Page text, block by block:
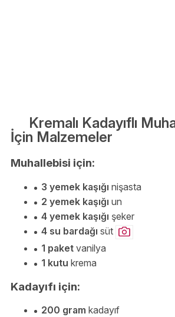
Kremalı Kadayıflı
İçin Malzemeler
Muhallebisi için:
3 yemek kaşığı nişasta
2 yemek kaşığı un
4 yemek kaşığı şeker
4 su bardağı süt
1 paket vanilya
1 kutu krema
Kadayıfı için:
200 gram kadayıf